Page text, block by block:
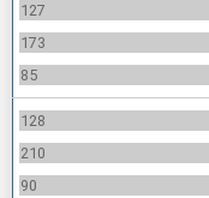
127
173
85
128
210
90